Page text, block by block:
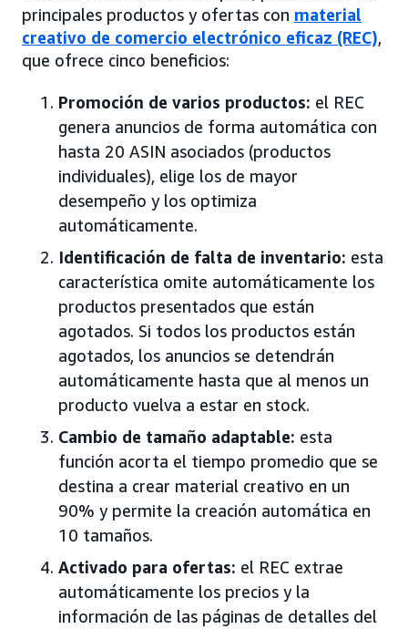
principales productos y ofertas con material
creativo de comercio electrónico eficaz (REC),
que ofrece cinco beneficios:
Promoción de varios productos: el REC
genera anuncios de forma automática con
hasta 20 ASIN asociados (productos
individuales), elige los de mayor
desempeño y los optimiza
automáticamente.
Identificación de falta de inventario: esta
característica omite automáticamente los
productos presentados que están
agotados. Si todos los productos están
agotados, los anuncios se detendrán
automáticamente hasta que al menos un
producto vuelva a estar en stock.
Cambio de tamaño adaptable: esta
función acorta el tiempo promedio que se
destina a crear material creativo en un
90% y permite la creación automática en
10 tamaños.
Activado para ofertas: el REC extrae
automáticamente los precios y la
información de las páginas de detalles del